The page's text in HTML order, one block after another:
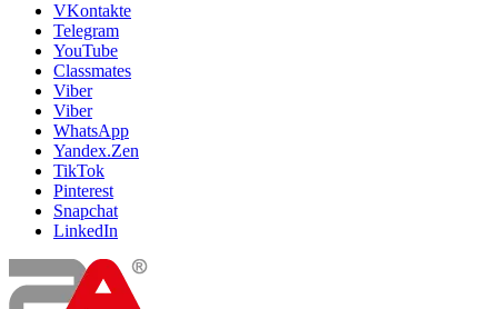
VKontakte
Telegram
YouTube
Classmates
Viber
Viber
WhatsApp
Yandex.Zen
TikTok
Pinterest
Snapchat
LinkedIn